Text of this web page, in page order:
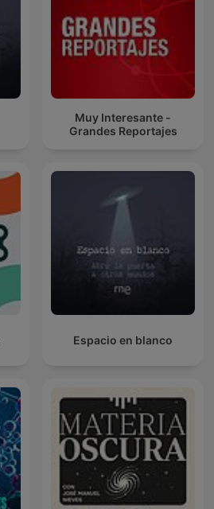
Muy Interesante -
Grandes Reportajes
Espacio en blanco